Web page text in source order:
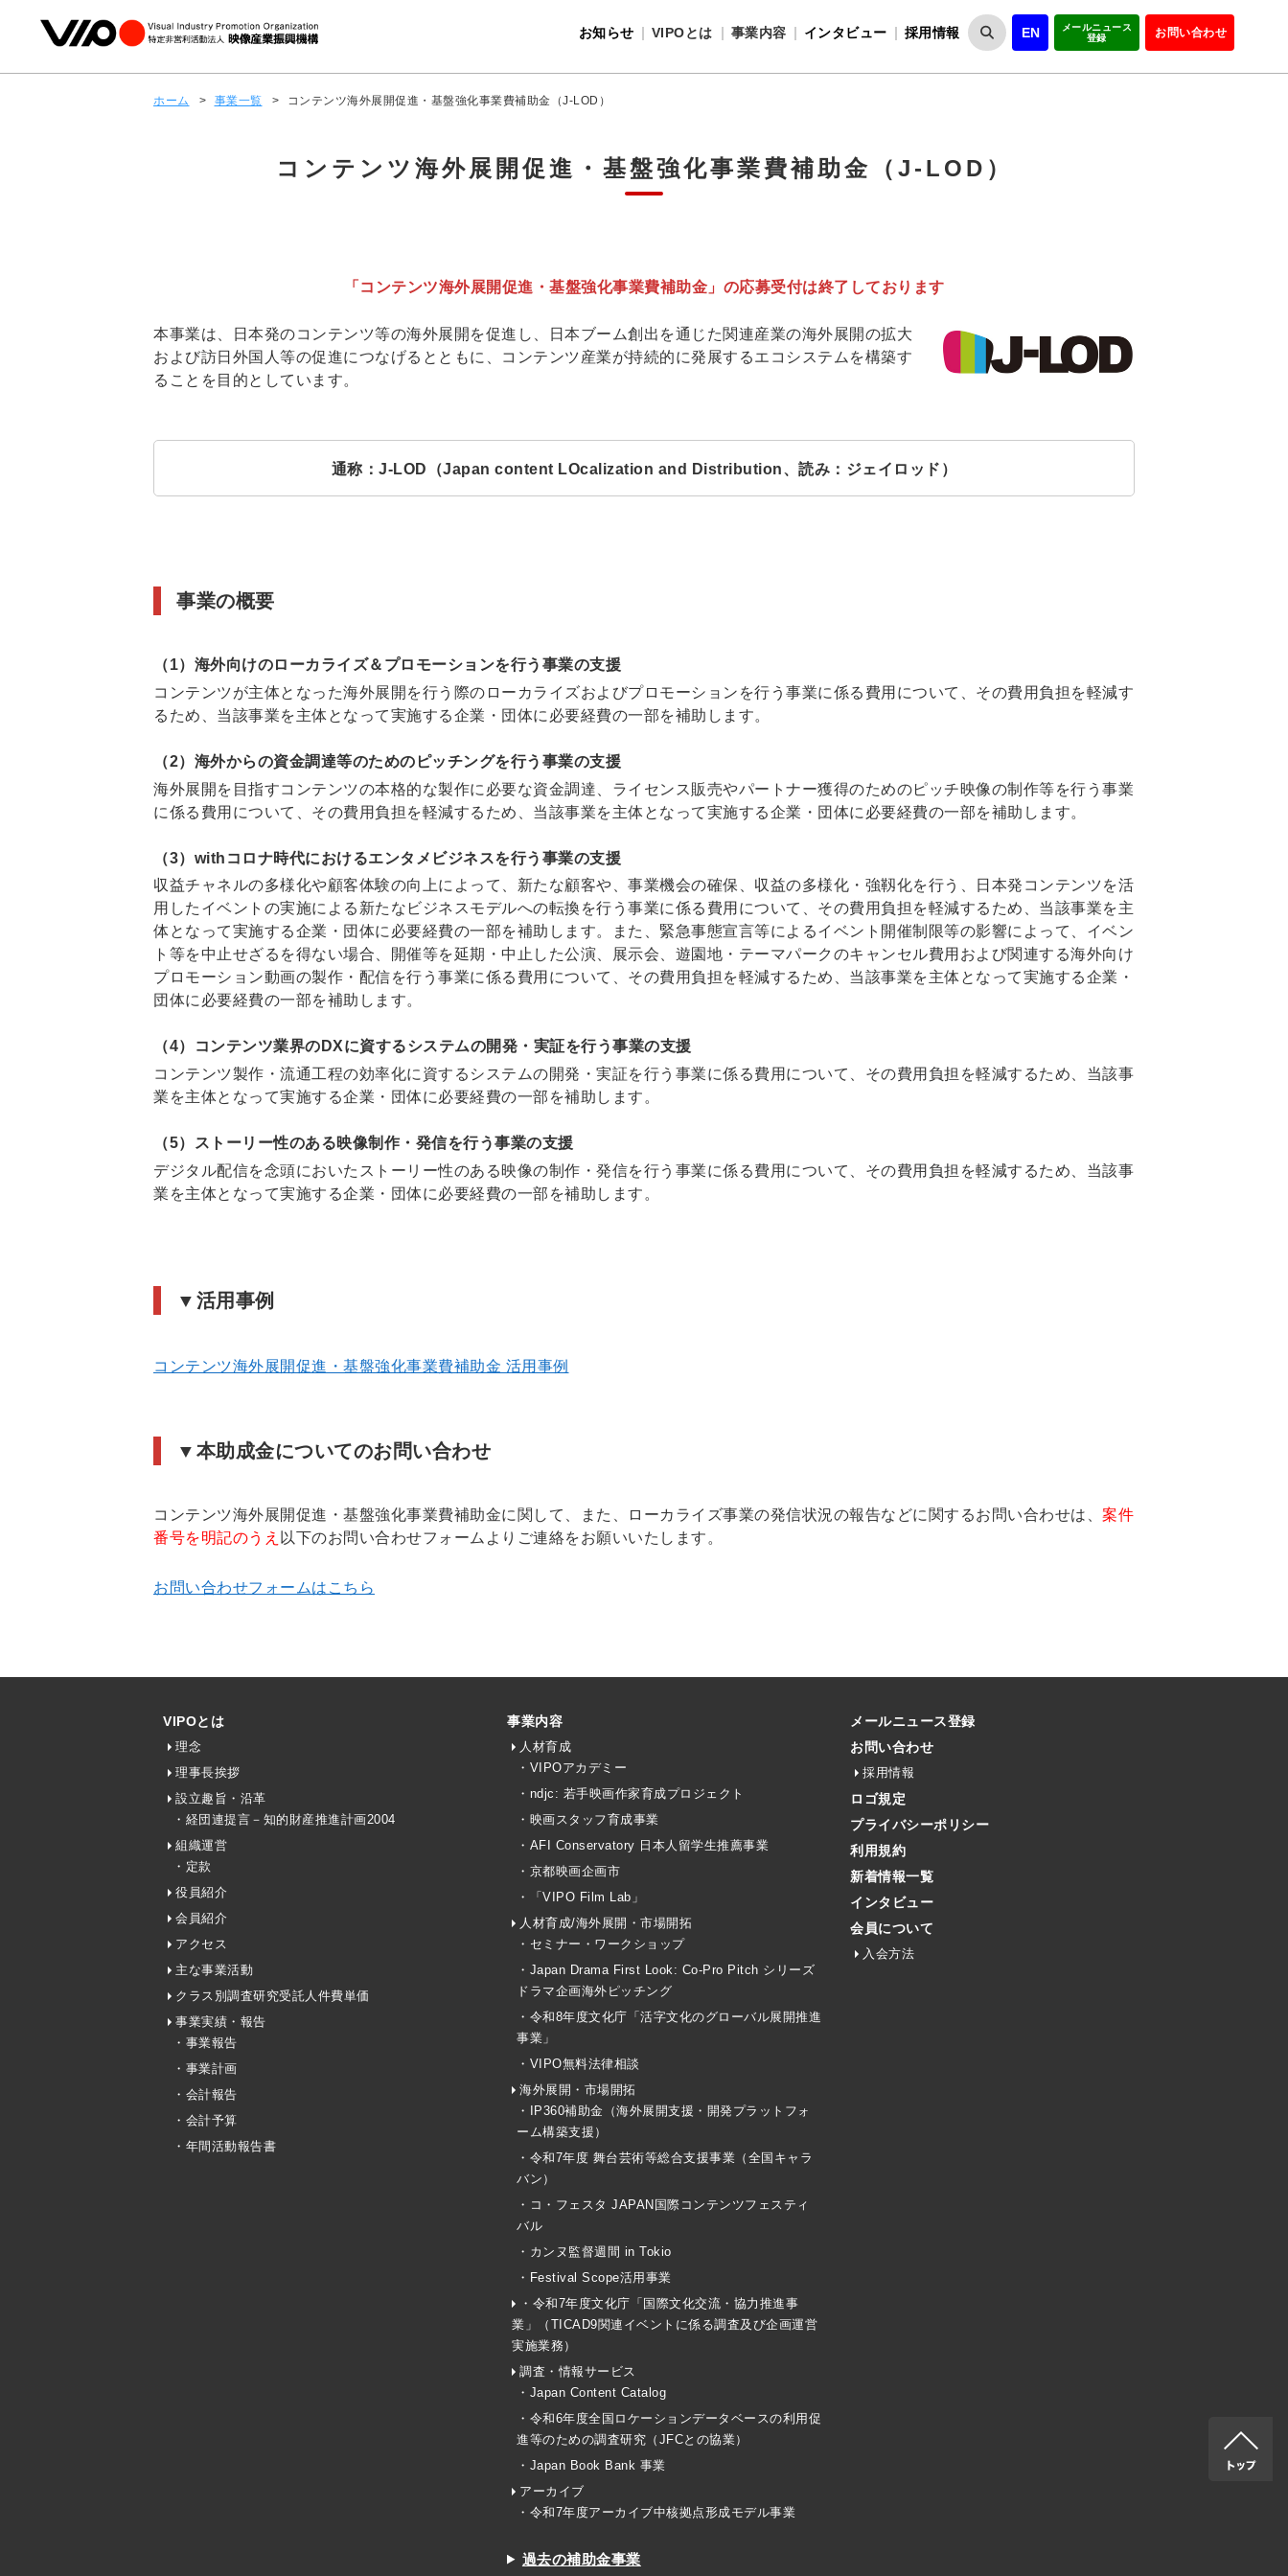
お知らせ VIPOとは
VIPOとは
事業内容
インタビュー 採用情報 EN
メールニュース
登録
お問い合わせ
ホーム > 事業一覧 > コンテンツ海外展開促進・基盤強化事業費補助金（J-LOD）
コンテンツ海外展開促進・基盤強化事業費補助金（J-LOD）
「コンテンツ海外展開促進・基盤強化事業費補助金」の応募受付は終了しております
本事業は、日本発のコンテンツ等の海外展開を促進し、日本ブーム創出を通じた関連産業の海外展開の拡大
および訪日外国人等の促進につなげるとともに、コンテンツ産業が持続的に発展するエコシステムを構築す
ることを目的としています。
通称：J-LOD（Japan content LOcalization and Distribution、読み：ジェイロッド）
事業の概要
（1）海外向けのローカライズ＆プロモーションを行う事業の支援
コンテンツが主体となった海外展開を行う際のローカライズおよびプロモーションを行う事業に係る費用について、その費用負担を軽減す
るため、当該事業を主体となって実施する企業・団体に必要経費の一部を補助します。
（2）海外からの資金調達等のためのピッチングを行う事業の支援
海外展開を目指すコンテンツの本格的な製作に必要な資金調達、ライセンス販売やパートナー獲得のためのピッチ映像の制作等を行う事業
に係る費用について、その費用負担を軽減するため、当該事業を主体となって実施する企業・団体に必要経費の一部を補助します。
（3）withコロナ時代におけるエンタメビジネスを行う事業の支援
収益チャネルの多様化や顧客体験の向上によって、新たな顧客や、事業機会の確保、収益の多様化・強靱化を行う、日本発コンテンツを活
用したイベントの実施による新たなビジネスモデルへの転換を行う事業に係る費用について、その費用負担を軽減するため、当該事業を主
体となって実施する企業・団体に必要経費の一部を補助します。また、緊急事態宣言等によるイベント開催制限等の影響によって、イベン
ト等を中止せざるを得ない場合、開催等を延期・中止した公演、展示会、遊園地・テーマパークのキャンセル費用および関連する海外向け
プロモーション動画の製作・配信を行う事業に係る費用について、その費用負担を軽減するため、当該事業を主体となって実施する企業・
団体に必要経費の一部を補助します。
（4）コンテンツ業界のDXに資するシステムの開発・実証を行う事業の支援
コンテンツ製作・流通工程の効率化に資するシステムの開発・実証を行う事業に係る費用について、その費用負担を軽減するため、当該事
業を主体となって実施する企業・団体に必要経費の一部を補助します。
（5）ストーリー性のある映像制作・発信を行う事業の支援
デジタル配信を念頭においたストーリー性のある映像の制作・発信を行う事業に係る費用について、その費用負担を軽減するため、当該事
業を主体となって実施する企業・団体に必要経費の一部を補助します。
▼活用事例
コンテンツ海外展開促進・基盤強化事業費補助金 活用事例
▼本助成金についてのお問い合わせ
コンテンツ海外展開促進・基盤強化事業費補助金に関して、また、ローカライズ事業の発信状況の報告などに関するお問い合わせは、 案件
番号を明記のうえ 以下のお問い合わせフォームよりご連絡をお願いいたします。
お問い合わせフォームはこちら
VIPOとは
理念
理事長挨拶
設立趣旨・沿革
・経団連提言－知的財産推進計画2004
組織運営
・定款
役員紹介
会員紹介
アクセス
主な事業活動
クラス別調査研究受託人件費単価
事業実績・報告
・事業報告
・事業計画
・会計報告
・会計予算
・年間活動報告書
事業内容
人材育成
・VIPOアカデミー
・ndjc: 若手映画作家育成プロジェクト
・映画スタッフ育成事業
・AFI Conservatory 日本人留学生推薦事業
・京都映画企画市
・「VIPO Film Lab」
人材育成/海外展開・市場開拓
・セミナー・ワークショップ
・Japan Drama First Look: Co-Pro Pitch シリーズ
ドラマ企画海外ピッチング
・令和8年度文化庁「活字文化のグローバル展開推進
事業」
・VIPO無料法律相談
海外展開・市場開拓
・IP360補助金（海外展開支援・開発プラットフォ
ーム構築支援）
・令和7年度 舞台芸術等総合支援事業（全国キャラ
バン）
・コ・フェスタ JAPAN国際コンテンツフェスティ
バル
・カンヌ監督週間 in Tokio
・Festival Scope活用事業
・令和7年度文化庁「国際文化交流・協力推進事
業」（TICAD9関連イベントに係る調査及び企画運営
実施業務）
調査・情報サービス
・Japan Content Catalog
・令和6年度全国ロケーションデータベースの利用促
進等のための調査研究（JFCとの協業）
・Japan Book Bank 事業
アーカイブ
・令和7年度アーカイブ中核拠点形成モデル事業
過去の補助金事業
メールニュース登録
お問い合わせ
採用情報
ロゴ規定
プライバシーポリシー
利用規約
新着情報一覧
インタビュー
会員について
入会方法